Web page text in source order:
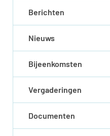
Berichten
Nieuws
Bijeenkomsten
Vergaderingen
Documenten